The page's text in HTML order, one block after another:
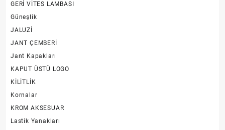
GERİ VİTES LAMBASI
Güneşlik
JALUZİ
JANT ÇEMBERİ
Jant Kapakları
KAPUT ÜSTÜ LOGO
KİLİTLİK
Kornalar
KROM AKSESUAR
Lastik Yanakları